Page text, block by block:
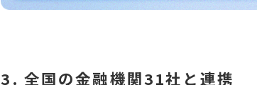
3. 全国の金融機関31社と連携